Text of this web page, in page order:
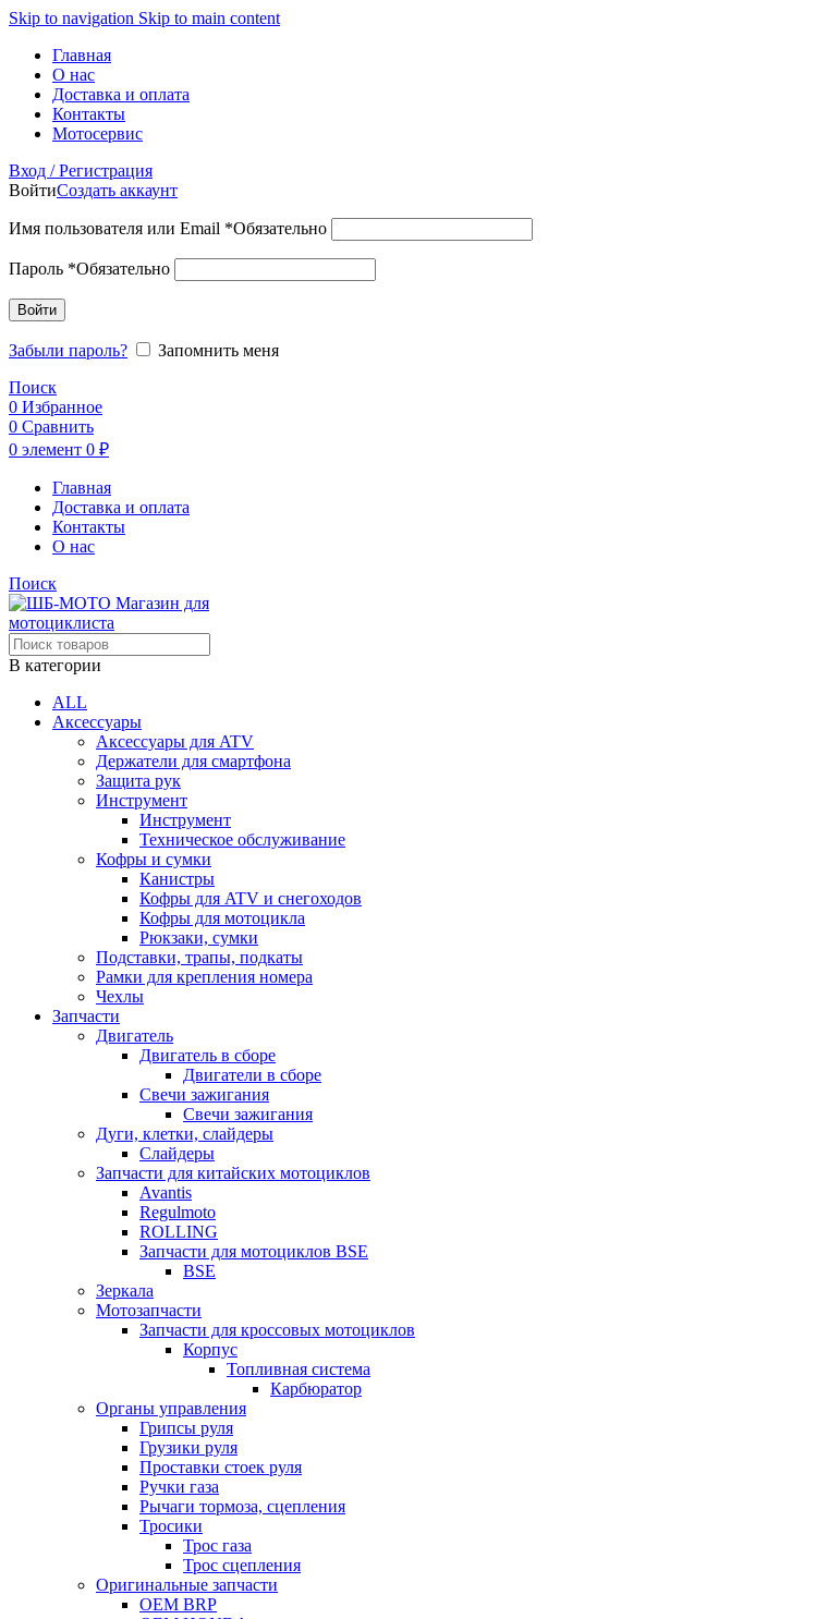
Skip to navigation Skip to main content
Главная
О нас
Доставка и оплата
Контакты
Мотосервис
Вход / Регистрация
ВойтиСоздать аккаунт
Имя пользователя или Email *Обязательно
Пароль *Обязательно
Войти
Забыли пароль?
Запомнить меня
Поиск
0 Избранное
0 Сравнить
0 элемент 0 ₽
Главная
Доставка и оплата
Контакты
О нас
Поиск
В категории
ALL
Аксессуары
Аксессуары для ATV
Держатели для смартфона
Защита рук
Инструмент
Инструмент
Техническое обслуживание
Кофры и сумки
Канистры
Кофры для ATV и снегоходов
Кофры для мотоцикла
Рюкзаки, сумки
Подставки, трапы, подкаты
Рамки для крепления номера
Чехлы
Запчасти
Двигатель
Двигатель в сборе
Двигатели в сборе
Свечи зажигания
Свечи зажигания
Дуги, клетки, слайдеры
Слайдеры
Запчасти для китайских мотоциклов
Avantis
Regulmoto
ROLLING
Запчасти для мотоциклов BSE
BSE
Зеркала
Мотозапчасти
Запчасти для кроссовых мотоциклов
Корпус
Топливная система
Карбюратор
Органы управления
Грипсы руля
Грузики руля
Проставки стоек руля
Ручки газа
Рычаги тормоза, сцепления
Тросики
Трос газа
Трос сцепления
Оригинальные запчасти
OEM BRP